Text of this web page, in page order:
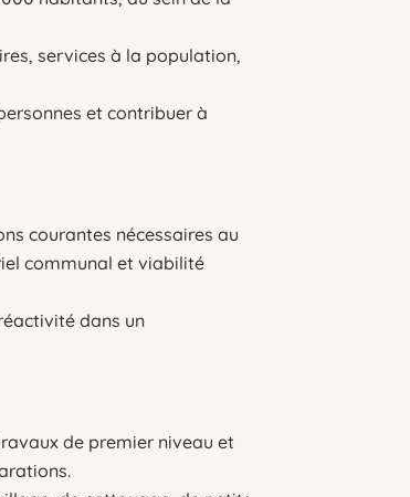
services à la population,
et contribuer à
courantes nécessaires au
communal et viabilité
dans un
de premier niveau et